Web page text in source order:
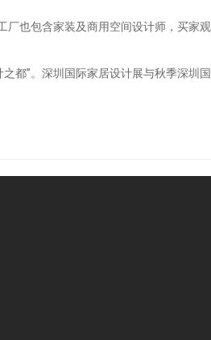
厂也包含家装及商用空间设计师，买家观
都”。深圳国际家居设计展与秋季深圳国